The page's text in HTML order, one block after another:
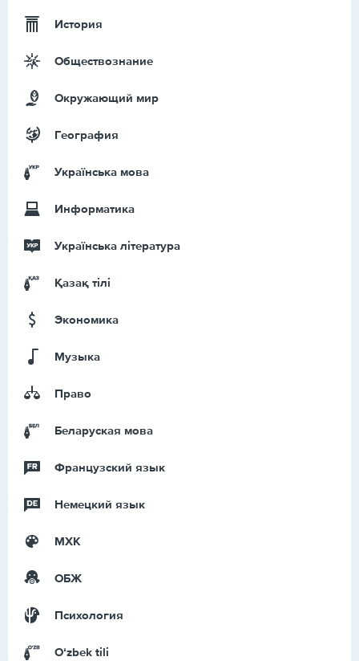
История
Обществознание
Окружающий мир
География
Українська мова
Информатика
Українська література
Қазақ тiлi
Экономика
Музыка
Право
Беларуская мова
Французский язык
Немецкий язык
МХК
ОБЖ
Психология
Оʻzbek tili